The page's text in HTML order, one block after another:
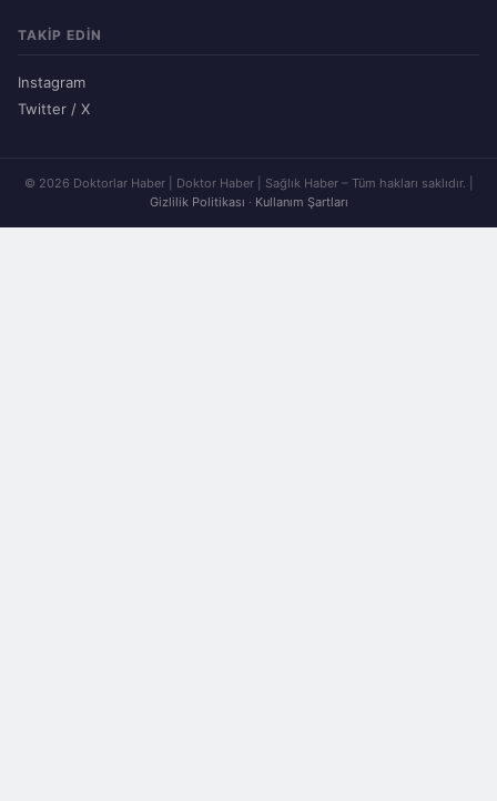
TAKIP EDIN
Instagram
Twitter / X
© 2026 Doktorlar Haber | Doktor Haber | Sağlık Haber – Tüm hakları saklıdır. |
Gizlilik Politikası · Kullanım Şartları